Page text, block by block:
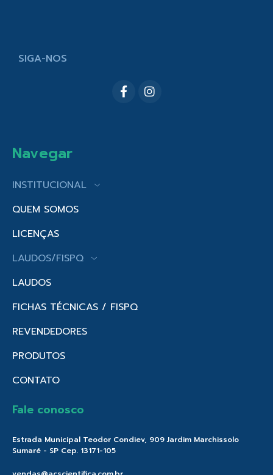
SIGA-NOS
Navegar
INSTITUCIONAL
QUEM SOMOS
LICENÇAS
LAUDOS/FISPQ
LAUDOS
FICHAS TÉCNICAS / FISPQ
REVENDEDORES
PRODUTOS
CONTATO
Fale conosco
Estrada Municipal Teodor Condiev, 909 Jardim Marchissolo
Sumaré - SP Cep. 13171-105